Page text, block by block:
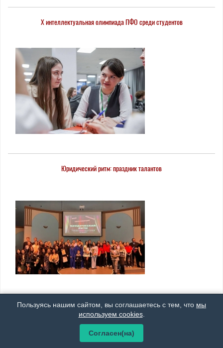
X интеллектуальная олимпиада ПФО среди студентов
Юридический ритм: праздник талантов
Открытие Года защитника Отечества
Пользуясь нашим сайтом, вы соглашаетесь с тем, что мы
используем cookies.
Согласен(на)